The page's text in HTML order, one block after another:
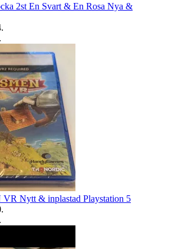
2st En Svart & En Rosa Nya &
.
.
Nytt & inplastad Playstation 5
.
.